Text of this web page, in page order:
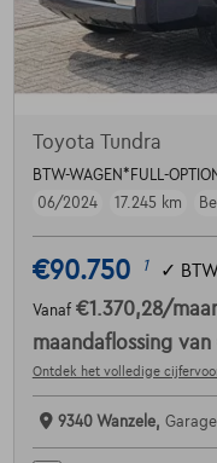
Toyota Tundra
BTW-WAGEN*FULL-
06/2024
17.245 km
€90.750 1 ✓
Vanaf €1.370,28/
maandaflossing van
Ontdek het volledige
9340 Wanzele,